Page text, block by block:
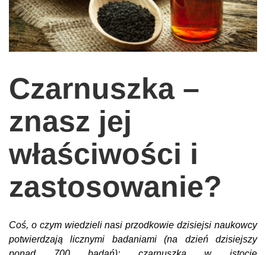
wychowanie dzieci
edukacja
zabawy dla dzieci
Odżywianie
Inspiracje
sposób na życie
zrób to sam
EKO – Styl
kuchnia
praca
galerie
Czarnuszka –
znasz jej
właściwości i
zastosowanie?
Coś, o czym wiedzieli nasi przodkowie dzisiejsi naukowcy
potwierdzają licznymi badaniami (na dzień dzisiejszy